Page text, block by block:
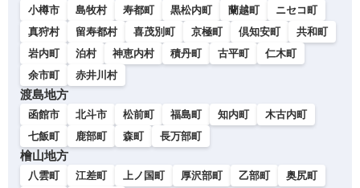
小樽市 島牧村 寿都町 黒松内町 蘭越町
ニセコ町
真狩村
留寿都村 喜茂別町 京極町 倶知安町
共和町
岩内町
泊村 神恵内村 積丹町 古平町
仁木町
余市町
赤井川村
渡島地方
函館市 北斗市 松前町 福島町 知内町
木古内町
七飯町
鹿部町 森町 長万部町
檜山地方
八雲町 江差町 上ノ国町 厚沢部町 乙部町
奥尻町